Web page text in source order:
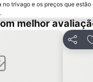
no trivago e os preços que
melhor